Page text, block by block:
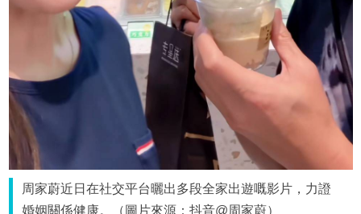
周家蔚近日在社交平台曬出多段全家出遊嘅影片，力證
婚姻關係健康。（圖片來源：抖音@周家蔚）